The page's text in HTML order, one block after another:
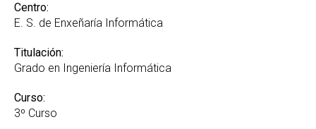
GREI
Centro:
E. S. de Enxeñaría Informática
Titulación:
Grado en Ingeniería Informática
Curso:
3º Curso